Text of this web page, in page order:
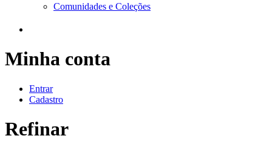
Comunidades e Coleções
Minha conta
Entrar
Cadastro
Refinar